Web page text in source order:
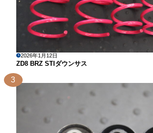
2026年1月12日
ZD8 BRZ STIダウンサス
3